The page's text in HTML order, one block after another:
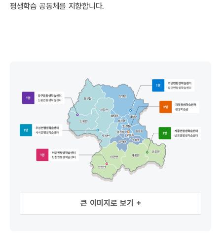
평생학습 공동체를 지향합니다.
우성면평생학습센터, 사곡면평생학습센터, 1명 : 우성면, 사곡
큰 이미지로 보기 +